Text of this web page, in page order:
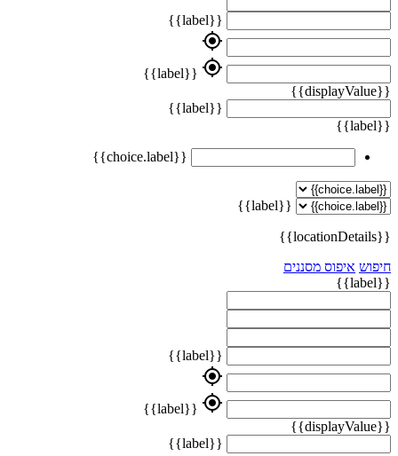
{{label}}
my_location
my_location
{{label}}
{{displayValue}}
{{label}}
{{label}}
{{choice.label}}
{{label}}
{{locationDetails}}
חיפוש איפוס מסננים
{{label}}
{{label}}
my_location
my_location
{{label}}
{{displayValue}}
{{label}}